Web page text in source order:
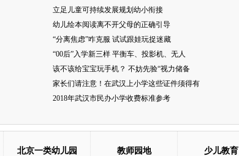
立足儿童可持续发展规划幼小衔接
幼儿绘本阅读离不开父母的正确引导
“分离焦虑”咋克服 试试跟娃玩捉迷藏
“00后”入学新三样 平衡车、投影机、无人
该不该给宝宝玩手机？ 不妨先验“视力储备
家长们请注意！在武汉上小学这些证件须得有
2018年武汉市民办小学收费标准参考
北京一类幼儿园 教师园地 少儿教育